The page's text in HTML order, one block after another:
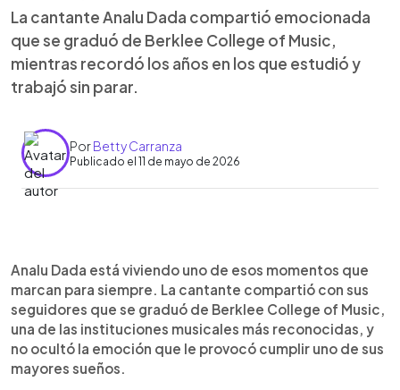
La cantante Analu Dada compartió emocionada
que se graduó de Berklee College of Music,
mientras recordó los años en los que estudió y
trabajó sin parar.
PorBetty Carranza
Publicado el 11 de mayo de 2026
► Escuchar artículo
Analu Dada celebró uno de los momentos más
importantes de su vida al graduarse de Berklee
College of Music, la universidad que siempre
soñó. Desde Boston, la cantante compartió su
emoción y recordó que durante los últimos tres
años vivió como “la verdadera Hannah Montana”,
Analu Dada está viviendo uno de esos momentos que
marcan para siempre. La cantante compartió con sus
seguidores que se graduó de Berklee College of Music,
una de las instituciones musicales más reconocidas, y
no ocultó la emoción que le provocó cumplir uno de sus
mayores sueños.